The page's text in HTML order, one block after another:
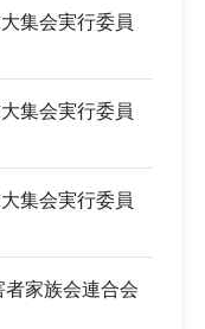
集会実行委員
集会実行委員
集会実行委員
者家族会連合会